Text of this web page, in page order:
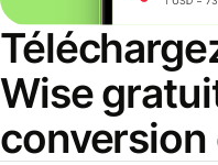
Wise
conversion